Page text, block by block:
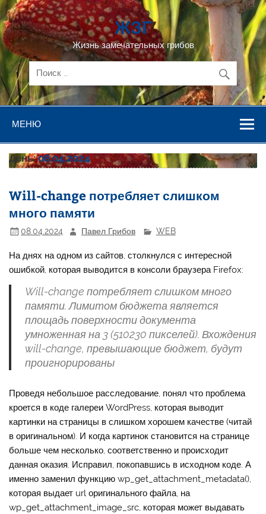
Перейти
к
содержимому
ЖЗГ
Жизнь замечательных грибов
МЕНЮ
День:08.04.2024
Will-change потребляет слишком
много памяти
08.04.2024 Павел Грибов WEB
На днях на одном из сайтов, столкнулся с интересной
ошибкой, которая выводится в консоли браузера Firefox:
Will-change потребляет слишком много
памяти. Лимитом бюджета является
площадь поверхности документа
умноженная на 3 (510230 пикселей). Вхождения
will-change, превышающие бюджет, будут
проигнорированы
Проведя небольшое расследование, понял что проблема
кроется в коде галереи WordPress, которая выводит
картинки на страницы в слишком хорошем качестве (читай
в оригинальном). И когда картинок становится на странице
больше чем несколько, соответственно и происходит
данная оказия. Исправил, покопавшись в исходном коде. А
именно заменил функцию wp_get_attachment_metadata(),
которая выдает url оригинального файла, на
wp_get_attachment_image_src, которая может выдавать